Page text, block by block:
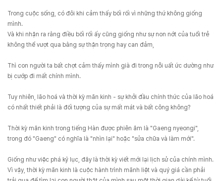
Trong cuộc sống, có đôi khi cảm thấy bối rối vì những thứ không giống
mình.
Và khi nhận ra rằng điều bối rối ấy cũng giống như sự non nớt của tuổi trẻ
không thể vượt qua bằng sự thận trọng hay can đảm,
Thì con người ta bất chợt cảm thấy mình già đi trong nỗi uất ức dường như
bị cướp đi mất chính mình.
Tuy nhiên, lão hoá và thời kỳ mãn kinh - sự khởi đầu chính thức của lão hoá
có nhất thiết phải là đối tượng của sự mất mát và bất công không?
Thời kỳ mãn kinh trong tiếng Hàn được phiên âm là "Gaeng nyeongi",
trong đó "Gaeng" có nghĩa là "nhìn lại" hoặc "sửa chữa và làm mới".
Giống như việc phá kỷ lục, đây là thời kỳ viết mới lại lịch sử của chính mình.
Vì vậy, thời kỳ mãn kinh là cuộc hành trình mãnh liệt và quý giá cần phải